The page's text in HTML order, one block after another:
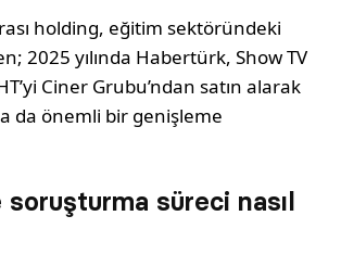
holding, eğitim sektöründeki
2025 yılında Habertürk, Show TV
Ciner Grubu’ndan satın alarak
da önemli bir genişleme
soruşturma süreci nasıl